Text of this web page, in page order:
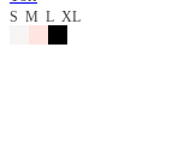
S M L XL